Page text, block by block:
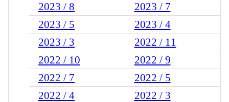
2023 / 8
2023 / 7
2023 / 5
2023 / 4
2023 / 3
2022 / 11
2022 / 10
2022 / 9
2022 / 7
2022 / 5
2022 / 4
2022 / 3